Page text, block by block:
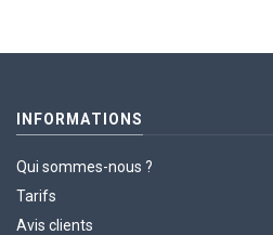
INFORMATIONS
Qui sommes-nous ?
Tarifs
Avis clients